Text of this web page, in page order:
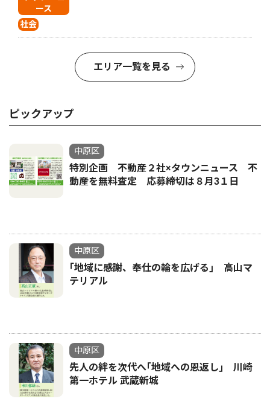
ース
社会
エリア一覧を見る
ピックアップ
中原区
特別企画 不動産２社×タウンニュース 不
動産を無料査定 応募締切は８月3１日
中原区
｢地域に感謝、奉仕の輪を広げる｣ 高山マ
テリアル
中原区
先人の絆を次代へ｢地域への恩返し｣ 川崎
第一ホテル 武蔵新城